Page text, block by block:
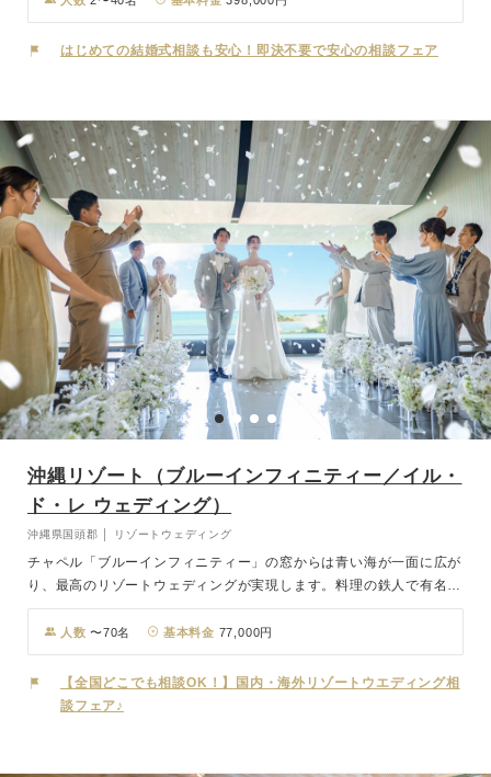
福に満たされますように。 開放感溢れる美しい景色の中で、感動の
挙式が叶います。
はじめての結婚式相談も安心！即決不要で安心の相談フェア
沖縄リゾート（ブルーインフィニティー／イル・
ド・レ ウェディング）
沖縄県国頭郡 │ リゾートウェディング
チャペル「ブルーインフィニティー」の窓からは青い海が一面に広が
り、最高のリゾートウェディングが実現します。料理の鉄人で有名な
坂井シェフ監修のカジュアルフレンチレストラン「イル・ド・レ」で
大切なゲストにおもてなしを。一軒家を貸切れるので、当日はお2人
とゲストだけのプライベート空間。特別な1日をお過ごしいただけま
す。
人数 〜70名 基本料金 77,000円
【全国どこでも相談OK！】国内・海外リゾートウエディング相
談フェア♪